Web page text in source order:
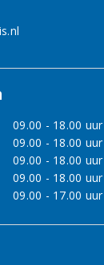
09.00 - 18.00 uur
09.00 - 18.00 uur
09.00 - 18.00 uur
09.00 - 18.00 uur
09.00 - 17.00 uur